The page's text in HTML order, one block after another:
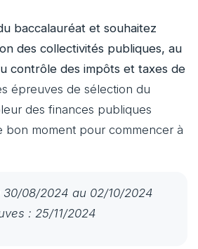
baccalauréat et souhaitez
des collectivités publiques, au
contrôle des impôts et taxes de
épreuves de sélection du
des finances publiques
bon moment pour commencer à
30/08/2024 au 02/10/2024
: 25/11/2024